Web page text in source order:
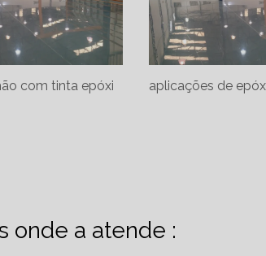
com tinta epóxi aplicações de
onde a atende :